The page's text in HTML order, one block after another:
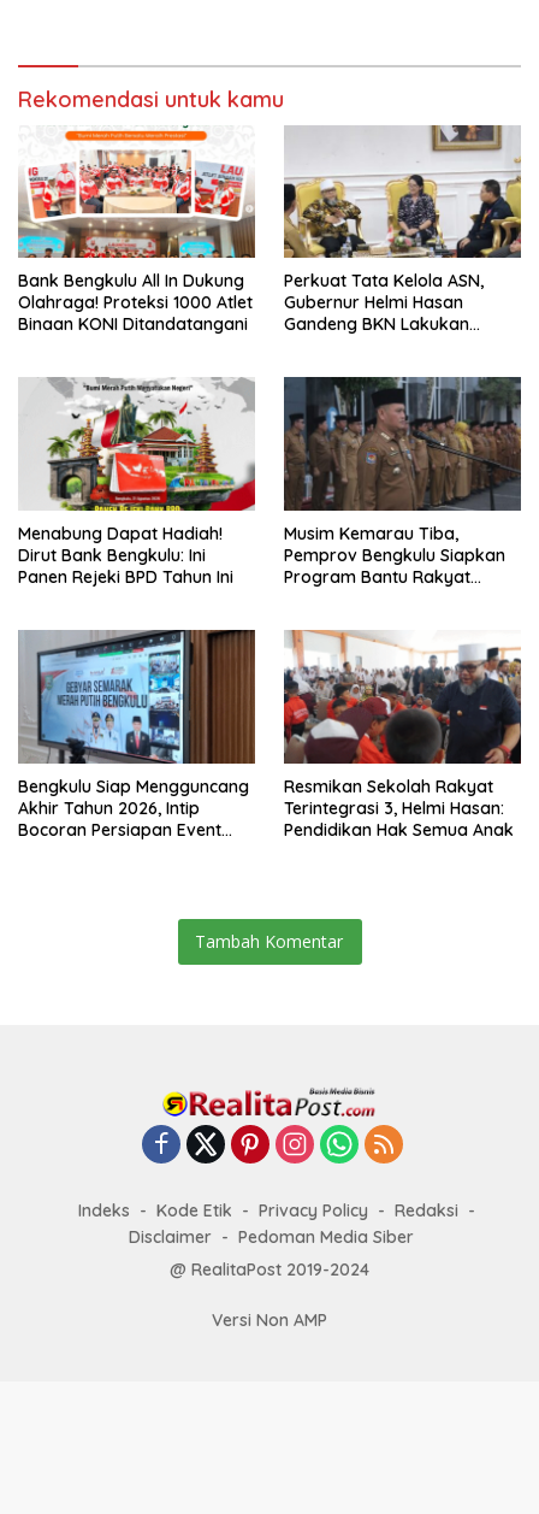
Rekomendasi untuk kamu
Bank Bengkulu All In Dukung
Olahraga! Proteksi 1000 Atlet
Binaan KONI Ditandatangani
Perkuat Tata Kelola ASN,
Gubernur Helmi Hasan
Gandeng BKN Lakukan
Menabung Dapat Hadiah!
Dirut Bank Bengkulu: Ini
Panen Rejeki BPD Tahun Ini
Musim Kemarau Tiba,
Pemprov Bengkulu Siapkan
Program Bantu Rakyat
Bengkulu Siap Mengguncang
Akhir Tahun 2026, Intip
Bocoran Persiapan Event
Resmikan Sekolah Rakyat
Terintegrasi 3, Helmi Hasan:
Pendidikan Hak Semua Anak
Tambah Komentar
Indeks Kode Etik Privacy Policy
Redaksi
Disclaimer
Pedoman Media Siber
@ RealitaPost 2019-2024
Versi Non AMP